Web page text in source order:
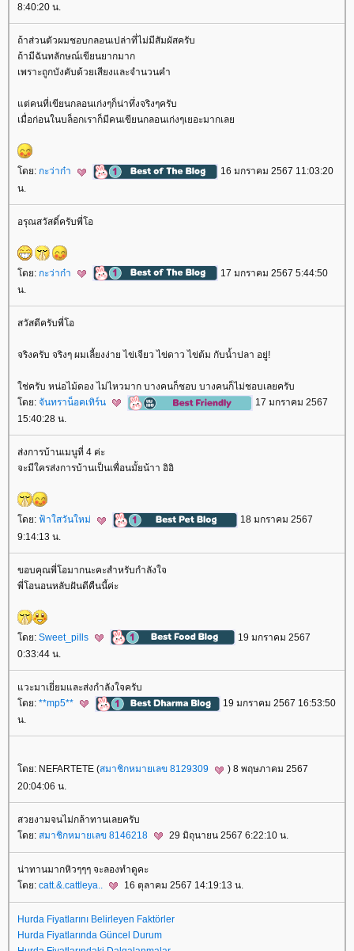
8:40:20 น.
ถ้าส่วนตัวผมชอบกลอนเปล่าที่ไม่มีสัมผัสครับ
ถ้ามีฉันทลักษณ์เขียนยากมาก
เพราะถูกบังคับด้วยเสียงและจำนวนคำ
ต่คนที่เขียนกลอนเก่งๆก็น่าทึ่งจริงๆครับ
เมื่อก่อนในบล็อกเราก็มีคนเขียนกลอนเก่งๆเยอะมากเล
ดย: กะว่าก๋า
16 มกราคม 2567 11:03:20
น.
อรุณสวัสดิ์ครับพี่โอ
ดย: กะว่าก๋า
17 มกราคม 2567 5:44:50
น.
สวัสดีครับพี่โอ
จริงครับ จริงๆ ผมเลี้ยงง่าย ไข่เจียว ไข่ดาว ไข่ต้ม กับน้ำปลา อยู่!
ช่ครับ หน่อไม้ดอง ไม่ไหวมาก บางคนก็ชอบ บางคนก็ไม่ชอบเลยครับ
ดย: จันทราน็อคเทิร์น
17 มกราคม 2567
15:40:28 น.
ส่งการบ้านเมนูที่ 4 ค่ะ
จะมีใครส่งการบ้านเป็นเพื่อนมั้ยน้าา อิอิ
ดย: ฟ้าใสวันใหม่
18 มกราคม 2567
9:14:13 น.
ขอบคุณพี่โอมากนะคะสำหรับกำลังใจ
พี่โอนอนหลับฝันดีคืนนี้ค่ะ
ดย: Sweet_pills
19 มกราคม 2567
0:33:44 น.
วะมาเยี่ยมและส่งกำลังใจครับ
ดย: **mp5**
19 มกราคม 2567 16:53:50
น.
ดย: NEFARTETE (สมาชิกหมายเลข 8129309
) 8 พฤษภาคม 2567
20:04:06 น.
สวยงามจนไม่กล้าทานเลยครับ
ดย: สมาชิกหมายเลข 8146218 29 มิถุนายน 2567 6:22:10 น.
น่าทานมากหิวๆๆๆ จะลองทำดูคะ
ดย: catt.&.cattleya.. 16 ตุลาคม 2567 14:19:13 น.
Hurda Fiyatlarını Belirleyen Faktörler
Hurda Fiyatlarında Güncel Durum